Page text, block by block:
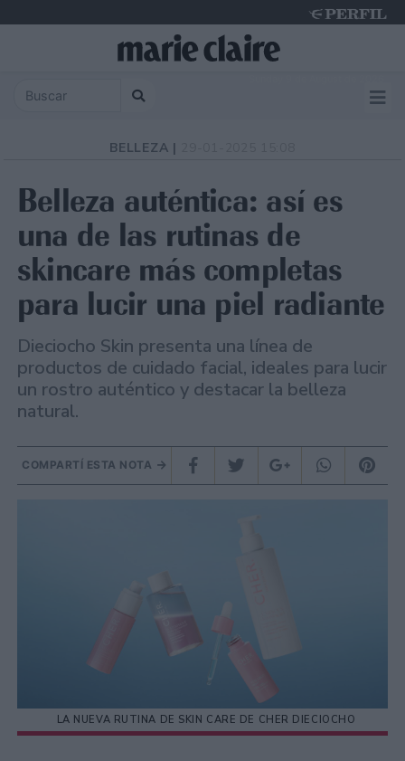
BELLEZA |
Belleza auténtica: así es
una de las rutinas de
skincare más completas
para lucir una piel radiante
Dieciocho Skin presenta una línea de
productos de cuidado facial, ideales para lucir
un rostro auténtico y destacar la belleza
natural.
COMPARTÍ ESTA NOTA
LA NUEVA RUTINA DE SKIN CARE DE CHER DIECIOCHO